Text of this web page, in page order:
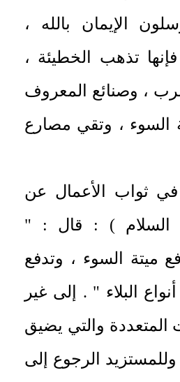
الإيمان بالله ،
تذهب الخطيئة ،
، وصنائع المعروف
السوء ، وتقي مصارع
ثواب الأعمال عن
السلام ) : قال : "
ميتة السوء ، وتدفع
البلاء " . إلى غير
المتعددة والتي يضيق
وللمستزيد الرجوع إلى